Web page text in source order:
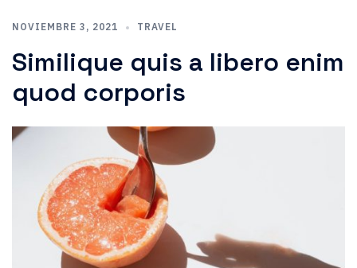
NOVIEMBRE 3, 2021 TRAVEL
Similique quis a libero enim
quod corporis